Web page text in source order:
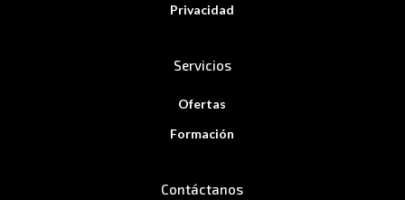
Privacidad
Servicios
Ofertas
Formación
Contáctanos